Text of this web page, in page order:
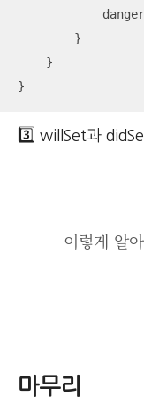
        }
    }
}
3️⃣ willSet과
이렇게 알
마무리